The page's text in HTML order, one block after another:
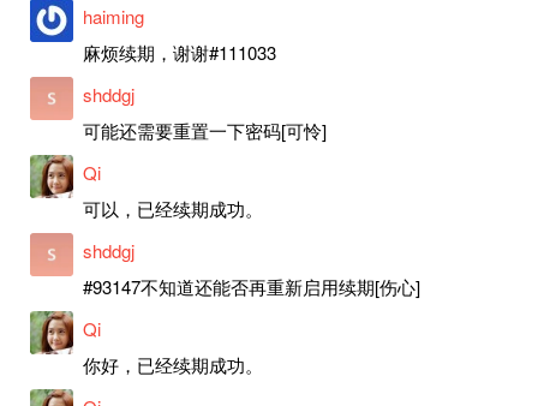
haiming
麻烦续期，谢谢#111033
shddgj
可能还需要重置一下密码[可怜]
Qi
可以，已经续期成功。
shddgj
#93147不知道还能否再重新启用续期[伤心]
Qi
你好，已经续期成功。